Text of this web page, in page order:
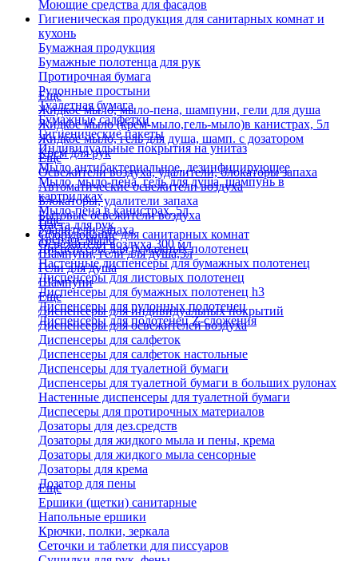
Моющие средства для фасадов
Гигиеническая продукция для санитарных комнат и
кухонь
Бумажная продукция
Бумажные полотенца для рук
Протирочная бумага
Рулонные простыни
Туалетная бумага
Бумажные салфетки
Гигиенические пакеты
Индивидуальные покрытия на унитаз
Еще
Жидкое мыло, мыло-пена, шампуни, гели для душа
Жидкое мыло (крем-мыло,гель-мыло)в канистрах, 5л
Жидкое мыло, гель для душа, шамп. с дозатором
Крем для рук
Мыло антибактериальное, дезинфицирующее
Мыло, мыло-пена, гель для душа, шампунь в
картриджах
Мыло-пена в канистрах, 5л
Паста для рук
Твердое мыло
Шампуни, гели для душа,5л
Гели для душа
Шампуни
Еще
Освежители воздуха, удалители, блокаторы запаха
Автоматические освежители воздуха
Блокаторы, удалители запаха
Бытовые освежители воздуха
Удалители запаха
Освежители воздуха 300 мл
Еще
Оборудование для санитарных комнат
Диспенсеры для бумажных полотенец
Настенные диспенсеры для бумажных полотенец
Диспенсеры для листовых полотенец
Диспенсеры для бумажных полотенец h3
Диспенсеры для рулонных полотенец
Диспенсеры для полотенец Z-сложения
Еще
Диспенсеры для индивидуальных покрытий
Диспенсеры для освежителей воздуха
Диспенсеры для салфеток
Диспенсеры для салфеток настольные
Диспенсеры для туалетной бумаги
Диспенсеры для туалетной бумаги в больших рулонах
Настенные диспенсеры для туалетной бумаги
Диспесеры для протирочных материалов
Дозаторы для дез.средств
Дозаторы для жидкого мыла и пены, крема
Дозаторы для жидкого мыла сенсорные
Дозаторы для крема
Дозатор для пены
Еще
Ершики (щетки) санитарные
Напольные ершики
Крючки, полки, зеркала
Сеточки и таблетки для писсуаров